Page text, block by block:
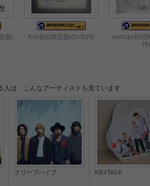
盤) Koi(初回限定盤)(DVD付)
androp(初回
付)
人は、こんなアーティストも見ています。
クリープハイプ KEYTALK